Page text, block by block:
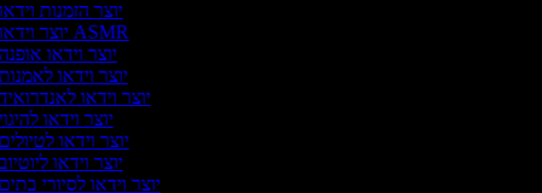
יוצר הזמנות
יוצר וידאו ASMR
יוצר וידאו
יוצר וידאו
יוצר וידאו
יוצר וידאו
יוצר וידאו
יוצר וידאו
יוצר וידאו לסיורי